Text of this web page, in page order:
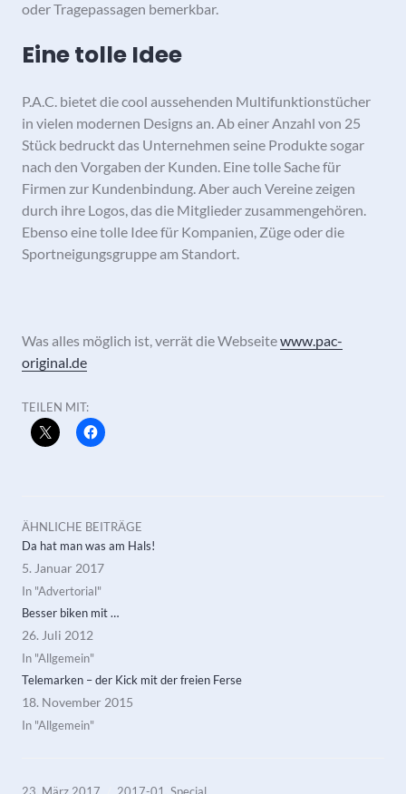
oder Tragepassagen bemerkbar.
Eine tolle Idee
P.A.C. bietet die cool aussehenden Multifunktionstücher
in vielen modernen Designs an. Ab einer Anzahl von 25
Stück bedruckt das Unternehmen seine Produkte sogar
nach den Vorgaben der Kunden. Eine tolle Sache für
Firmen zur Kundenbindung. Aber auch Vereine zeigen
durch ihre Logos, das die Mitglieder zusammengehören.
Ebenso eine tolle Idee für Kompanien, Züge oder die
Sportneigungsgruppe am Standort.
Was alles möglich ist, verrät die Webseitewww.pac-
original.de
TEILEN MIT:
ÄHNLICHE BEITRÄGE
Da hat man was am Hals!
5. Januar 2017
In "Advertorial"
Besser biken mit …
26. Juli 2012
In "Allgemein"
Telemarken – der Kick mit der freien Ferse
18. November 2015
In "Allgemein"
23. März 2017 2017-01 , Special